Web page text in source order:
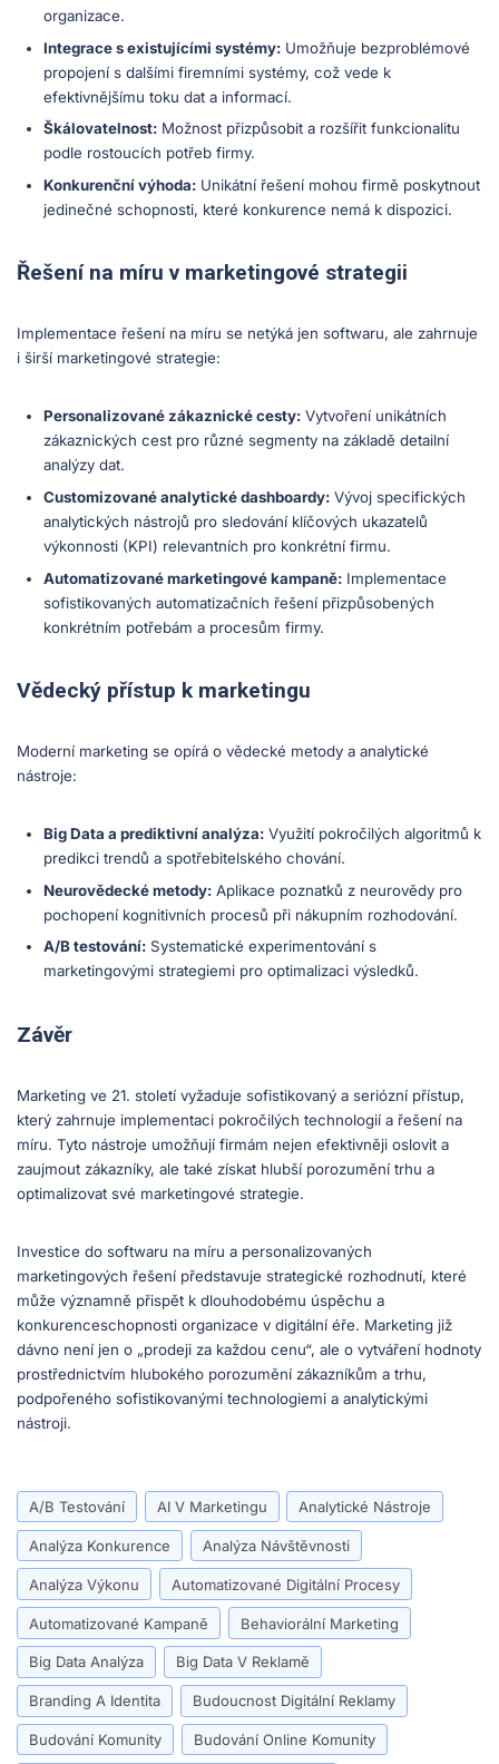
organizace.
Integrace s existujícími systémy: Umožňuje bezproblémové
propojení s dalšími firemními systémy, což vede k
efektivnějšímu toku dat a informací.
Škálovatelnost: Možnost přizpůsobit a rozšířit funkcionalitu
podle rostoucích potřeb firmy.
Konkurenční výhoda: Unikátní řešení mohou firmě poskytnout
jedinečné schopnosti, které konkurence nemá k dispozici.
Řešení na míru v marketingové strategii
Implementace řešení na míru se netýká jen softwaru, ale zahrnuje
i širší marketingové strategie:
Personalizované zákaznické cesty: Vytvoření unikátních
zákaznických cest pro různé segmenty na základě detailní
analýzy dat.
Customizované analytické dashboardy: Vývoj specifických
analytických nástrojů pro sledování klíčových ukazatelů
výkonnosti (KPI) relevantních pro konkrétní firmu.
Automatizované marketingové kampaně: Implementace
sofistikovaných automatizačních řešení přizpůsobených
konkrétním potřebám a procesům firmy.
Vědecký přístup k marketingu
Moderní marketing se opírá o vědecké metody a analytické
nástroje:
Big Data a prediktivní analýza: Využití pokročilých algoritmů k
predikci trendů a spotřebitelského chování.
Neurovědecké metody: Aplikace poznatků z neurovědy pro
pochopení kognitivních procesů při nákupním rozhodování.
A/B testování: Systematické experimentování s
marketingovými strategiemi pro optimalizaci výsledků.
Závěr
Marketing ve 21. století vyžaduje sofistikovaný a seriózní přístup,
který zahrnuje implementaci pokročilých technologií a řešení na
míru. Tyto nástroje umožňují firmám nejen efektivněji oslovit a
zaujmout zákazníky, ale také získat hlubší porozumění trhu a
optimalizovat své marketingové strategie.
Investice do softwaru na míru a personalizovaných
marketingových řešení představuje strategické rozhodnutí, které
může významně přispět k dlouhodobému úspěchu a
konkurenceschopnosti organizace v digitální éře. Marketing již
dávno není jen o „prodeji za každou cenu“, ale o vytváření hodnoty
prostřednictvím hlubokého porozumění zákazníkům a trhu,
podpořeného sofistikovanými technologiemi a analytickými
nástroji.
A/B Testování AI V Marketingu Analytické Nástroje
Analýza Konkurence Analýza Návštěvnosti
Analýza Výkonu Automatizované Digitální Procesy
Automatizované Kampaně Behaviorální Marketing
Big Data Analýza Big Data V Reklamě
Branding A Identita Budoucnost Digitální Reklamy
Budování Komunity Budování Online Komunity